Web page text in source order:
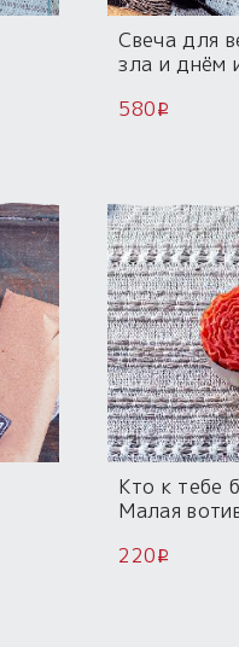
Свеча для
зла и днём
580i
Кто к тебе
Малая
220i